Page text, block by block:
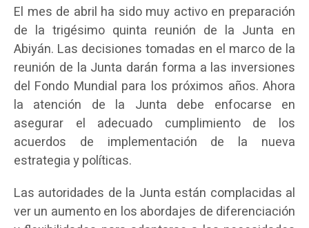
El mes de abril ha sido muy activo en preparación
de la trigésimo quinta reunión de la Junta en
Abiyán. Las decisiones tomadas en el marco de la
reunión de la Junta darán forma a las inversiones
del Fondo Mundial para los próximos años. Ahora
la atención de la Junta debe enfocarse en
asegurar el adecuado cumplimiento de los
acuerdos de implementación de la nueva
estrategia y políticas.
Las autoridades de la Junta están complacidas al
ver un aumento en los abordajes de diferenciación